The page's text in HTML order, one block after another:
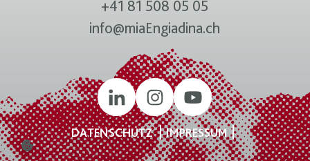
+41 81 508 05 05
info@miaEngiadina.ch
DATENSCHUTZ IMPRESSUM